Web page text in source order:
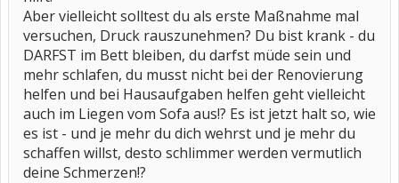
Aber vielleicht solltest du als erste Maßnahme mal
versuchen, Druck rauszunehmen? Du bist krank - du
DARFST im Bett bleiben, du darfst müde sein und
mehr schlafen, du musst nicht bei der Renovierung
helfen und bei Hausaufgaben helfen geht vielleicht
auch im Liegen vom Sofa aus!? Es ist jetzt halt so, wie
es ist - und je mehr du dich wehrst und je mehr du
schaffen willst, desto schlimmer werden vermutlich
deine Schmerzen!?